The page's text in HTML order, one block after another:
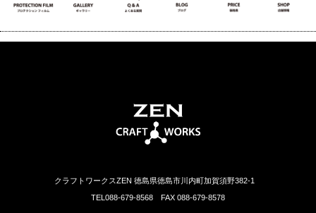
クラフトワークスZEN 徳島県徳島市川内町加賀須野382-1
TEL088-679-8568 FAX 088-679-8578